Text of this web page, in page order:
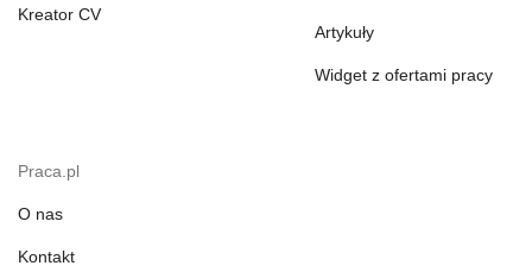
Kreator CV
Artykuły
Widget z ofertami pracy
Praca.pl
O nas
Kontakt